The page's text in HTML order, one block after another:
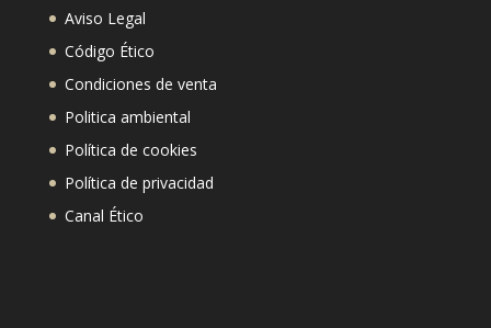
Aviso Legal
Código Ético
Condiciones de venta
Politica ambiental
Política de cookies
Política de privacidad
Canal Ético